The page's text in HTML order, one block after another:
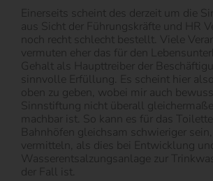
Einerseits scheint des derzeit um die
aus Sicht der Führungskräfte und HR
noch recht schlecht bestellt. Viele
vermuten eher das für den
Gehalt als Haupttreiber der
sinnvolle Erfüllung. Es scheint hier
oben zu geben, wobei mir auch
Sinnstiftung nicht überall
machbar ist. So kann es für das
Bahnhöfen gleichsam schwieriger
vermitteln, als dies bei Entwicklung
Wasserentsalzungsanlage zur
der Fall ist.